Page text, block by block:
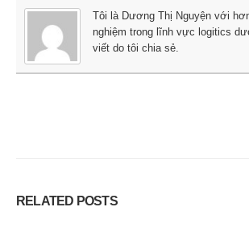
Tôi là Dương Thị Nguyện với
nghiệm trong lĩnh vực logitics
viết do tôi chia sẻ.
RELATED POSTS